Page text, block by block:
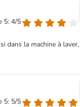
5: 4/5
dans la machine à laver,
5: 5/5